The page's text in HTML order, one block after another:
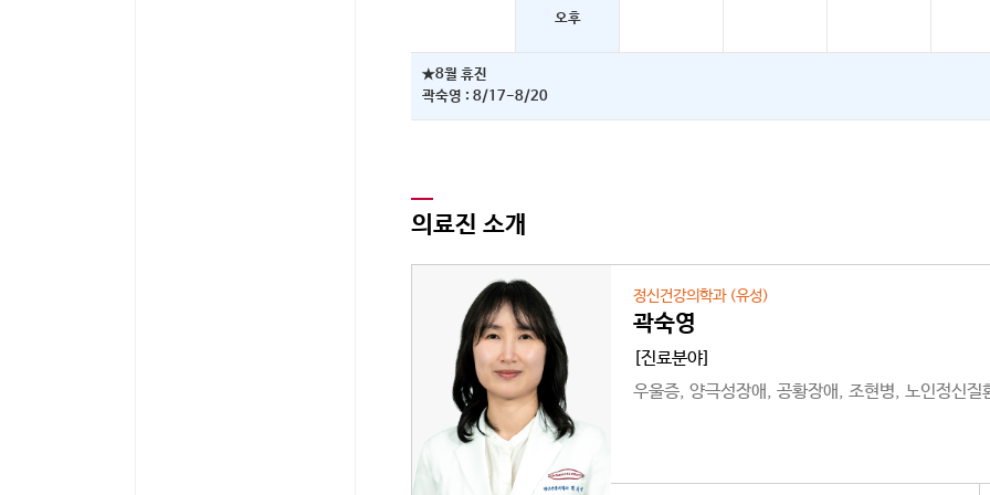
오후
★8월 휴진
곽숙영 : 8/17-8/20
의료진 소개
정신건강의학과 (유성)
곽숙영
[진료분야]
우울증, 양극성장애, 공황장애, 조현병, 노인정신질